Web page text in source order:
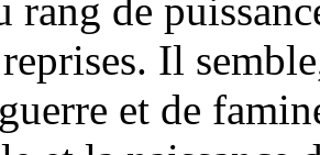
rang de
Il
et de